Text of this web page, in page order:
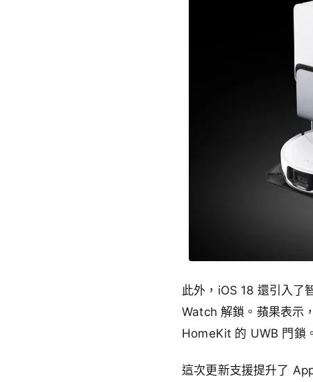
此外，iOS 18 還引入了
Watch 解鎖。蘋果表示
HomeKit 的 UWB 門鎖。
這次更新支援提升了